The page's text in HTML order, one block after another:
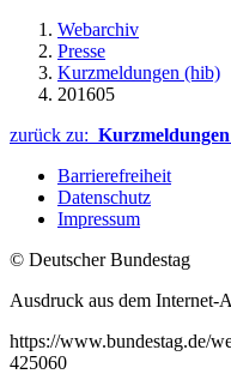
Webarchiv
Presse
Kurzmeldungen (hib)
201605
zurück zu:
Barrierefreiheit
Datenschutz
Impressum
© Deutscher Bundestag
Ausdruck aus dem Internet-
https://www.bundestag.de/
425060